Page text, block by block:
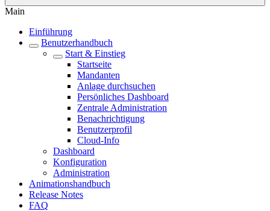
Main
Einführung
Benutzerhandbuch
Start & Einstieg
Startseite
Mandanten
Anlage durchsuchen
Persönliches Dashboard
Zentrale Administration
Benachrichtigung
Benutzerprofil
Cloud-Info
Dashboard
Konfiguration
Administration
Animationshandbuch
Release Notes
FAQ